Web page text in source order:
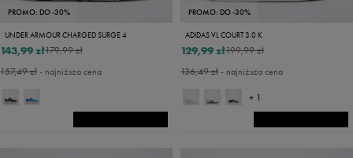
PROMO: DO -30%
UNDER ARMOUR CHARGED SURGE 4
179,99 zł
143,99 zł
157,49 zł- najniższa cena
PROMO: DO -30%
ADIDAS VL COURT 3.0 K
199,99 zł
129,99 zł
136,49 zł- najniższa cena
+ 1